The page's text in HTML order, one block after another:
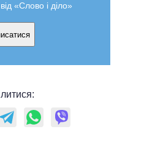
«Слово і діло»